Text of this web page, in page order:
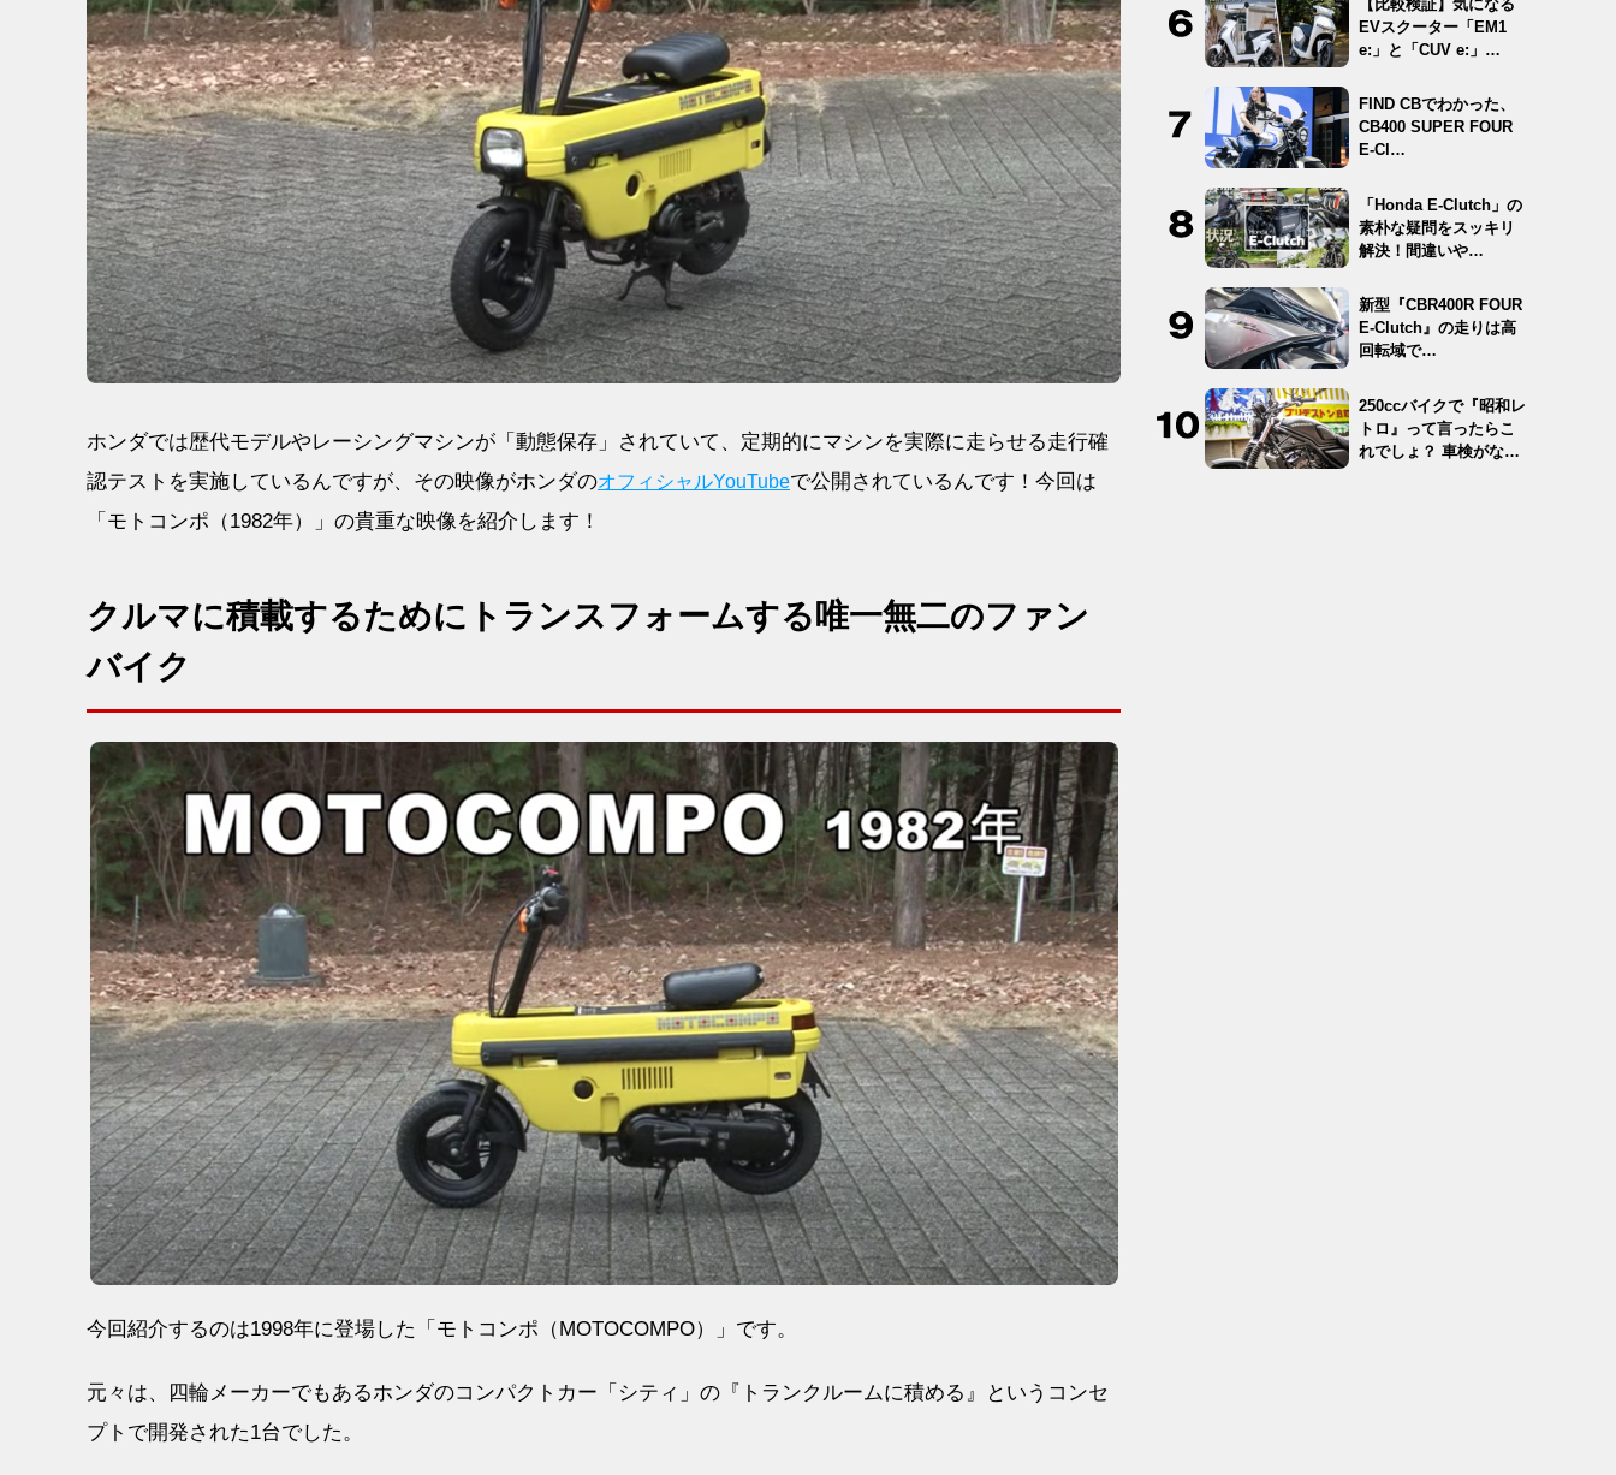
ホンダでは歴代モデルやレーシングマシンが「動態保存」されていて、定期的にマシンを実際に走らせる走行確
認テストを実施しているんですが、その映像がホンダのオフィシャルYouTubeで公開されているんです！今回は
「モトコンポ（1982年）」の貴重な映像を紹介します！
クルマに積載するためにトランスフォームする唯一無二のファン
バイク
今回紹介するのは1998年に登場した「モトコンポ（MOTOCOMPO）」です。
元々は、四輪メーカーでもあるホンダのコンパクトカー「シティ」の『トランクルームに積める』というコンセ
プトで開発された1台でした。
【比較検証】気になる
EVスクーター「EM1
e:」と「CUV e:」…
FIND CBでわかった、
CB400 SUPER FOUR
E-Cl…
「Honda E-Clutch」の
素朴な疑問をスッキリ
解決！間違いや…
新型『CBR400R FOUR
E-Clutch』の走りは高
回転域で…
250ccバイクで『昭和レ
トロ』って言ったらこ
れでしょ？ 車検がな